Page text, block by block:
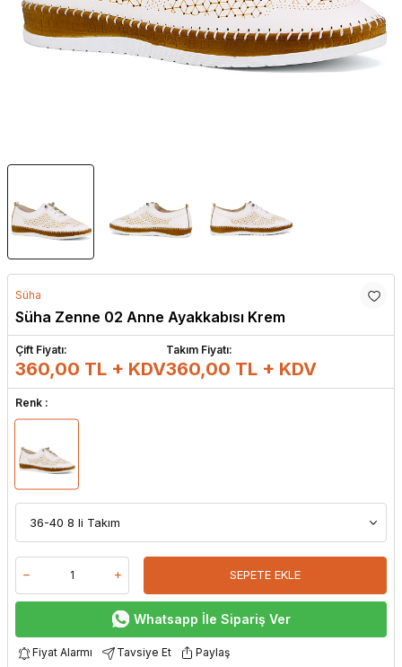
Süha
Süha Zenne 02 Anne Ayakkabısı Krem
Çift Fiyatı:
360,00 TL + KDV
Takım Fiyatı:
360,00 TL + KDV
Renk :
SEPETE EKLE
Whatsapp İle Sipariş Ver
Fiyat Alarmı Tavsiye Et
Paylaş